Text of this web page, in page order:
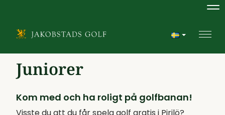
Juniorer
Kom med och ha roligt på golfbanan!